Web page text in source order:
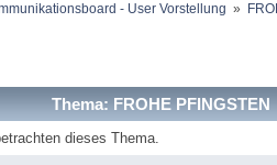
- User Vorstellung »
Thema: FROHE
dieses Thema.